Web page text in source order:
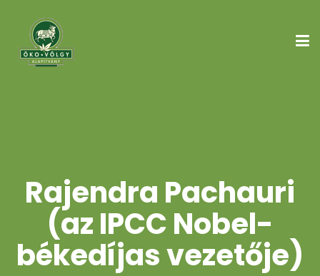
Rajendra Pachauri
(az IPCC Nobel-
békedíjas vezetője)